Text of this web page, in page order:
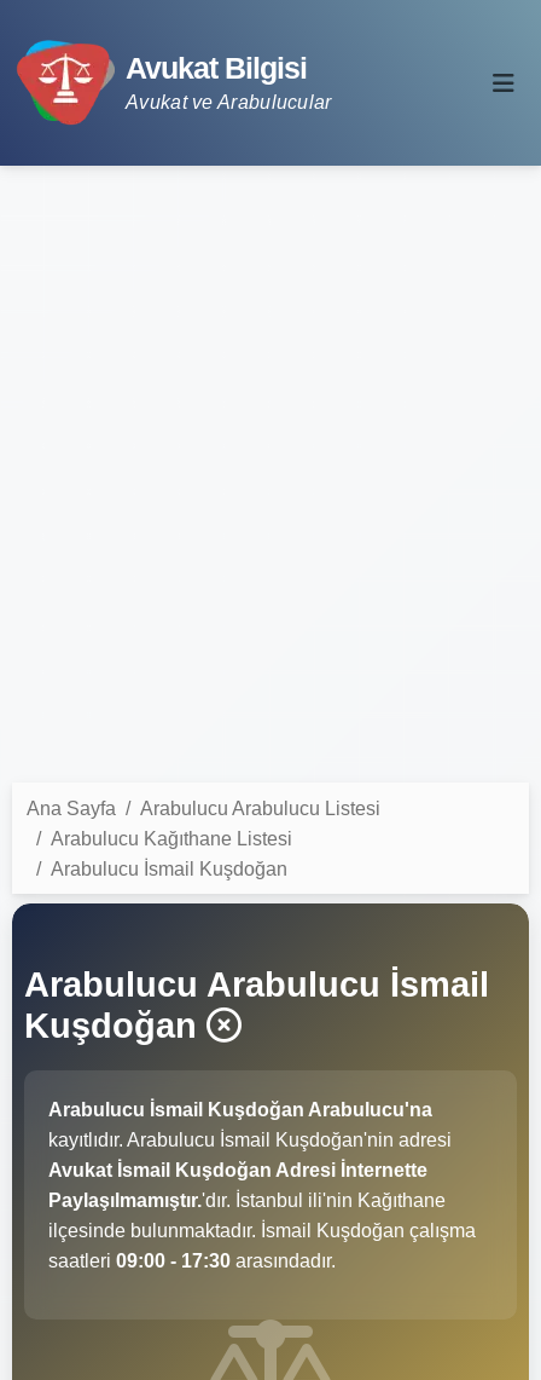
Avukat Bilgisi
Avukat ve Arabulucular
Ana Sayfa
Arabulucu Arabulucu Listesi
Arabulucu Kağıthane Listesi
Arabulucu İsmail Kuşdoğan
Arabulucu Arabulucu İsmail
Kuşdoğan
Arabulucu İsmail Kuşdoğan Arabulucu'na
kayıtlıdır. Arabulucu İsmail Kuşdoğan'nin adresi
Avukat İsmail Kuşdoğan Adresi İnternette
Paylaşılmamıştır.'dır. İstanbul ili'nin Kağıthane
ilçesinde bulunmaktadır. İsmail Kuşdoğan çalışma
saatleri 09:00 - 17:30 arasındadır.